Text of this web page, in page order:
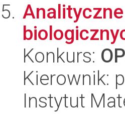
Konkurs:
Kierownik:
Instytut